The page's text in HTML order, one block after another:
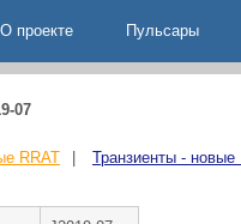
О проекте Пульсары
07
RRAT Транзиенты - новые